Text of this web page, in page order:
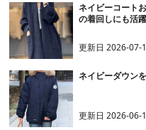
ネイビーコート
の着回しにも活躍
更新日2026-07-
ネイビーダウン
更新日2026-06-